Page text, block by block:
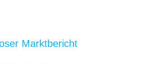
Marktbericht